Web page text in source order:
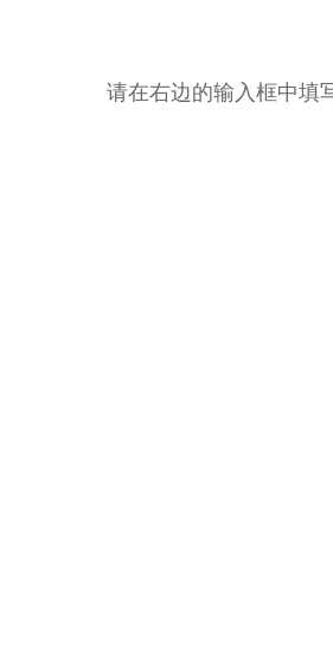
请在右边的输入框中填